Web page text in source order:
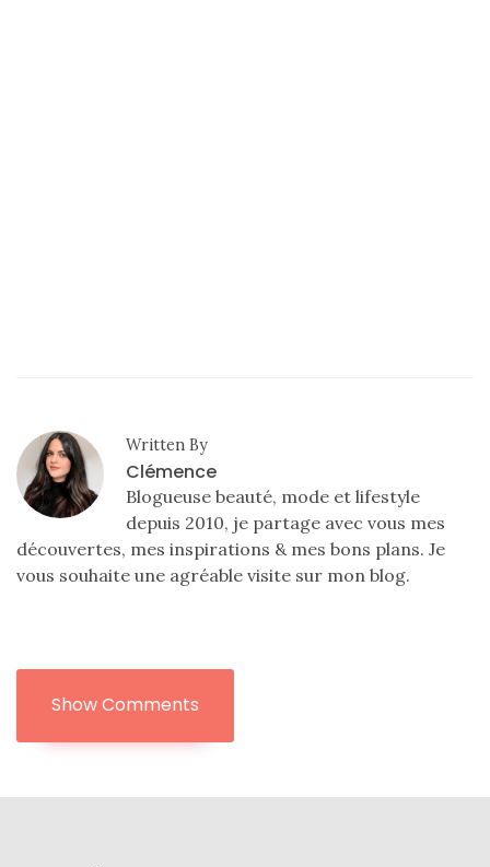
Written By
Clémence
Blogueuse beauté, mode et lifestyle
depuis 2010, je partage avec vous mes
découvertes, mes inspirations & mes bons plans. Je
vous souhaite une agréable visite sur mon blog.
Show Comments